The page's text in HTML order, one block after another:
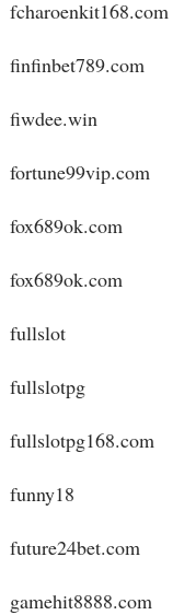
fcharoenkit168.com
finfinbet789.com
fiwdee.win
fortune99vip.com
fox689ok.com
fox689ok.com
fullslot
fullslotpg
fullslotpg168.com
funny18
future24bet.com
gamehit8888.com